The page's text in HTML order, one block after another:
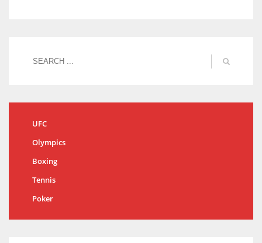
UFC
Olympics
Boxing
Tennis
Poker